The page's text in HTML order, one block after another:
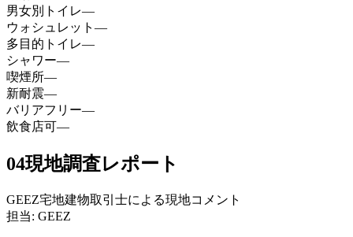
男女別トイレ—
ウォシュレット —
多目的トイレ—
シャワー—
喫煙所—
新耐震—
バリアフリー—
飲食店可—
04現地調査レポート
GEEZ宅地建物取引士による現地コメント
担当: GEEZ